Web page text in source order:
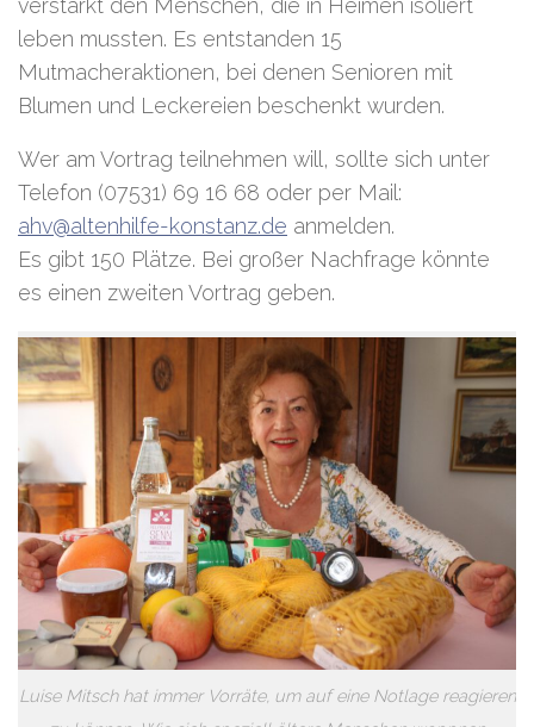
leben mussten. Es entstanden 15
Mutmacheraktionen, bei denen Senioren mit
Blumen und Leckereien beschenkt wurden.
Wer am Vortrag teilnehmen will, sollte sich unter
Telefon (07531) 69 16 68 oder per Mail:
ahv@altenhilfe-konstanz.de anmelden.
Es gibt 150 Plätze. Bei großer Nachfrage könnte
es einen zweiten Vortrag geben.
Luise Mitsch hat immer Vorräte, um auf eine Notlage reagieren